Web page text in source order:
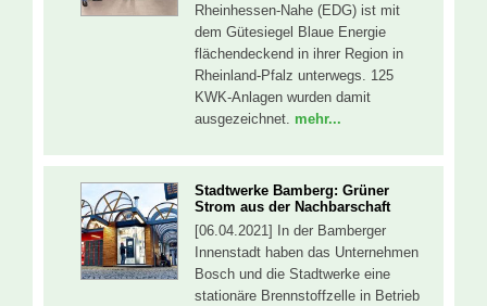
Rheinhessen-Nahe (EDG) ist mit
dem Gütesiegel Blaue Energie
flächendeckend in ihrer Region in
Rheinland-Pfalz unterwegs. 125
KWK-Anlagen wurden damit
ausgezeichnet. mehr...
Stadtwerke Bamberg: Grüner
Strom aus der Nachbarschaft
[06.04.2021] In der Bamberger
Innenstadt haben das Unternehmen
Bosch und die Stadtwerke eine
stationäre Brennstoffzelle in Betrieb